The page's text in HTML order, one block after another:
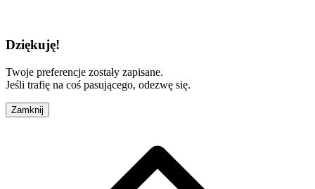
Dziękuję!
Twoje preferencje zostały zapisane.
Jeśli trafię na coś pasującego, odezwę się.
Zamknij